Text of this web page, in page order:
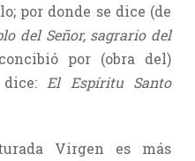
por donde se dice (de
del Señor, sagrario del
por (obra del)
El Espíritu Santo
Virgen es más